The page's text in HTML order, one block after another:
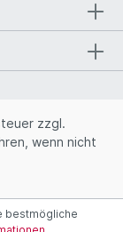
zzgl.
wenn nicht
bestmögliche